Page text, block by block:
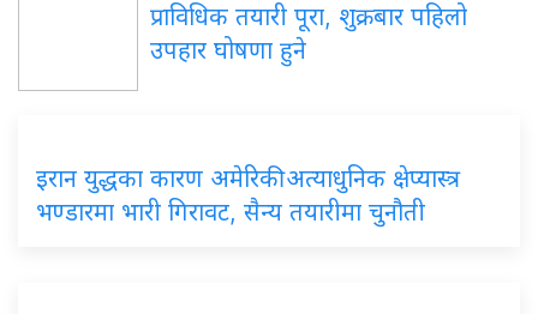
प्राविधिक तयारी पूरा, शुक्रबार पहिलो
उपहार घोषणा हुने
इरान युद्धका कारण अमेरिकी अत्याधुनिक क्षेप्यास्त्र
भण्डारमा भारी गिरावट, सैन्य तयारीमा चुनौती